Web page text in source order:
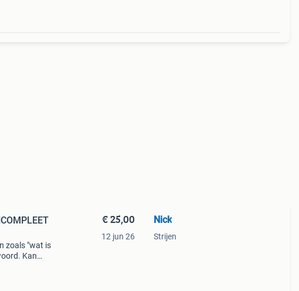
zoals "wat is
Kan
€ 25,00
12 jun 26
Nick
Strijen